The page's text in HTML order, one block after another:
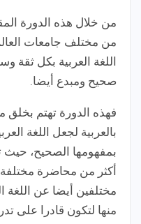
من خلال هذه الدورة
من مختلف جامعات
اللغة العربية بكل
صحيح ومبدع أيضا.
فهذه الدورة تهتم بخلق
بالعربية لجعل اللغة
بمفهومها الصحيح،
أكثر من محاضرة
مختلفين أيضا عن اللغة
منها لتكون قادرا على